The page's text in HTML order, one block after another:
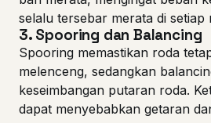
selalu tersebar merata di setiap
3. Spooring dan Balancing
Spooring memastikan roda
melenceng, sedangkan
keseimbangan putaran roda.
dapat menyebabkan getaran